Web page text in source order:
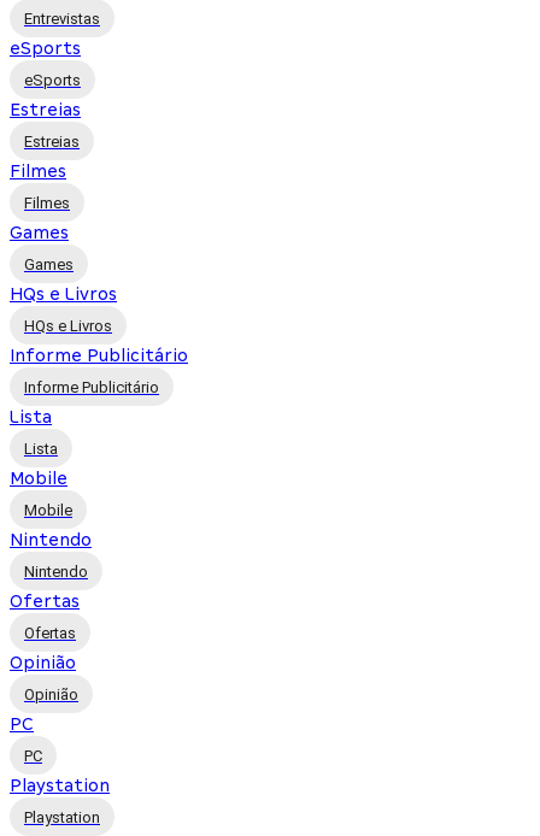
Entrevistas
eSports
eSports
Estreias
Estreias
Filmes
Filmes
Games
Games
HQs e Livros
HQs e Livros
Informe Publicitário
Informe Publicitário
Lista
Lista
Mobile
Mobile
Nintendo
Nintendo
Ofertas
Ofertas
Opinião
Opinião
PC
PC
Playstation
Playstation